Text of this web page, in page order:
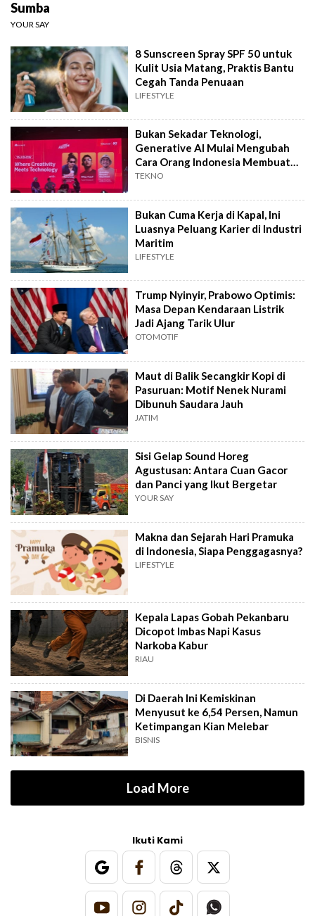
Sumba
YOUR SAY
8 Sunscreen Spray SPF 50 untuk
Kulit Usia Matang, Praktis Bantu
Cegah Tanda Penuaan
LIFESTYLE
Bukan Sekadar Teknologi,
Generative AI Mulai Mengubah
Cara Orang Indonesia Membuat
Film
TEKNO
Bukan Cuma Kerja di Kapal, Ini
Luasnya Peluang Karier di Industri
Maritim
LIFESTYLE
Trump Nyinyir, Prabowo Optimis:
Masa Depan Kendaraan Listrik
Jadi Ajang Tarik Ulur
OTOMOTIF
Maut di Balik Secangkir Kopi di
Pasuruan: Motif Nenek Nurami
Dibunuh Saudara Jauh
JATIM
Sisi Gelap Sound Horeg
Agustusan: Antara Cuan Gacor
dan Panci yang Ikut Bergetar
YOUR SAY
Makna dan Sejarah Hari Pramuka
di Indonesia, Siapa Penggagasnya?
LIFESTYLE
Kepala Lapas Gobah Pekanbaru
Dicopot Imbas Napi Kasus
Narkoba Kabur
RIAU
Di Daerah Ini Kemiskinan
Menyusut ke 6,54 Persen, Namun
Ketimpangan Kian Melebar
BISNIS
Load More
Ikuti Kami